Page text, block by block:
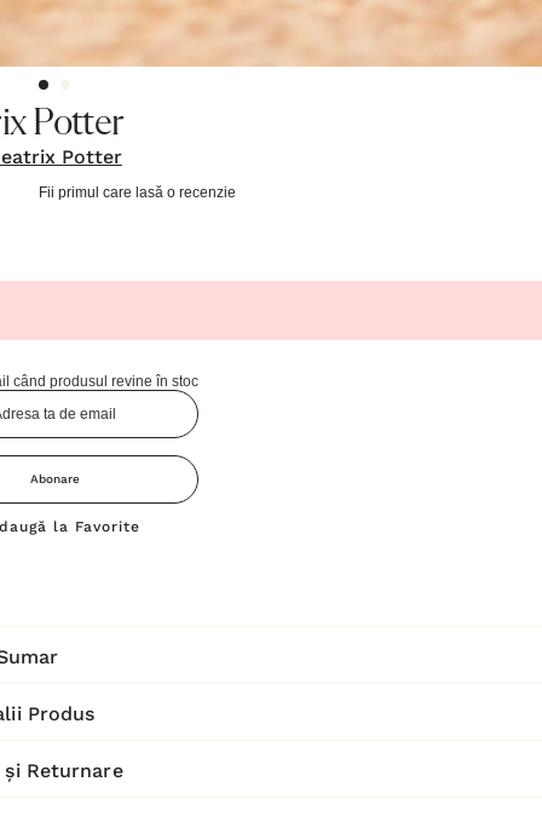
Potter
Potter
Fii primul care lasă o recenzie
când produsul revine în stoc
Abonare
la Favorite
Produs
Returnare